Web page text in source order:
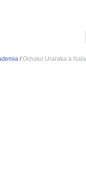
/Ochako Uraraka a